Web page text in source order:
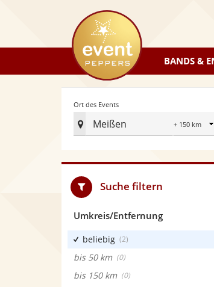
eventpeppers
BANDS &
Ort des Events
Meißen
Radius
Suche filtern
Umkreis/Entfernung
beliebig (2)
bis 50 km (0)
bis 150 km (0)